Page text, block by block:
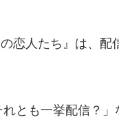
恋人たち』は、
れとも一挙配信？